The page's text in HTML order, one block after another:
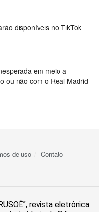
disponíveis no TikTok
em meio a
ou não com o Real Madrid
de uso Contato
revista eletrônica